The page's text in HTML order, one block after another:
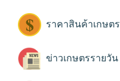
ราคาสินค้าเกษตร
ข่าวเกษตรรายวัน